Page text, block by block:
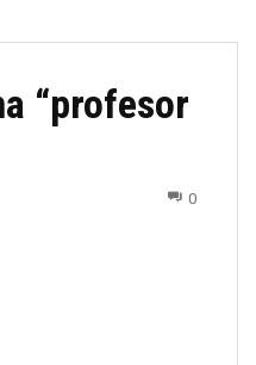
“profesor
0